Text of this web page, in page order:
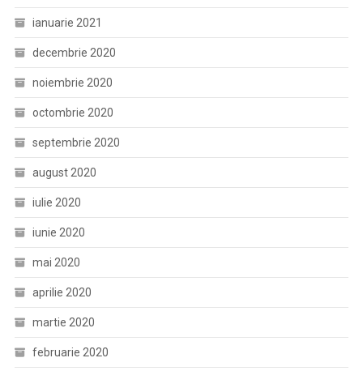
ianuarie 2021
decembrie 2020
noiembrie 2020
octombrie 2020
septembrie 2020
august 2020
iulie 2020
iunie 2020
mai 2020
aprilie 2020
martie 2020
februarie 2020